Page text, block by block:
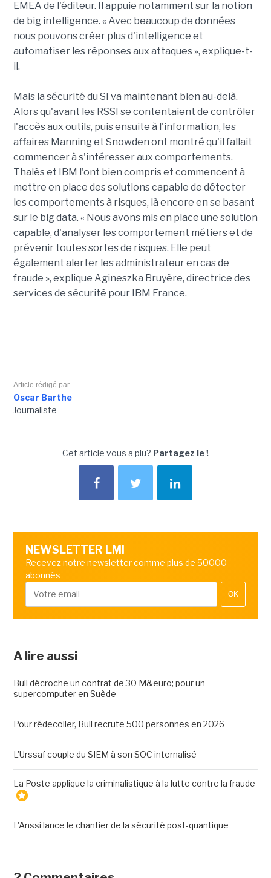
EMEA de l'éditeur. Il appuie notamment sur la notion
de big intelligence. « Avec beaucoup de données
nous pouvons créer plus d'intelligence et
automatiser les réponses aux attaques », explique-t-
il.
Mais la sécurité du SI va maintenant bien au-delà.
Alors qu'avant les RSSI se contentaient de contrôler
l'accès aux outils, puis ensuite à l'information, les
affaires Manning et Snowden ont montré qu'il fallait
commencer à s'intéresser aux comportements.
Thalès et IBM l'ont bien compris et commencent à
mettre en place des solutions capable de détecter
les comportements à risques, là encore en se basant
sur le big data. « Nous avons mis en place une solution
capable, d'analyser les comportement métiers et de
prévenir toutes sortes de risques. Elle peut
également alerter les administrateur en cas de
fraude », explique Agineszka Bruyère, directrice des
services de sécurité pour IBM France.
Article rédigé par
Oscar Barthe
Journaliste
Cet article vous a plu? Partagez le !
NEWSLETTER LMI
Recevez notre newsletter comme plus de 50000
abonnés
OK
A lire aussi
Bull décroche un contrat de 30 M&euro; pour un
supercomputer en Suède
Pour rédecoller, Bull recrute 500 personnes en 2026
L'Urssaf couple du SIEM à son SOC internalisé
La Poste applique la criminalistique à la lutte contre la fraude
L'Anssi lance le chantier de la sécurité post-quantique